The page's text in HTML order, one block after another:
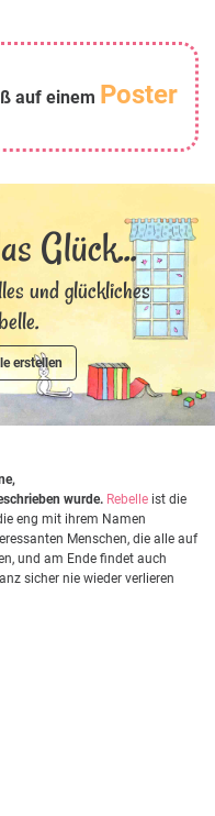
auf einem Poster
Glück...
und glückliches
erstellen
wurde. Rebelle ist die
eng mit ihrem Namen
Menschen, die alle auf
und am Ende findet auch
sicher nie wieder verlieren